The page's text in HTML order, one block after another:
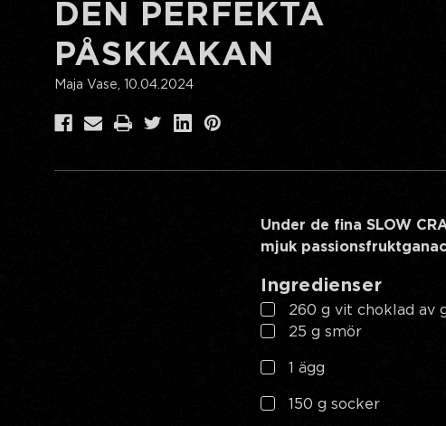
DEN PERFEKTA
PÅSKKAKAN
Maja Vase, 10.04.2024
Under de fina SLOW
mjuk
Ingredienser
260 g vit choklad av
25 g smör
1 ägg
150 g socker